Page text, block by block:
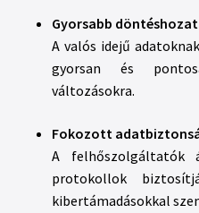
Gyorsabb
A valós idejű
gyorsan és
változásokra.
Fokozott
A felhőszolgáltatók
protokollok
kibertámadásokkal